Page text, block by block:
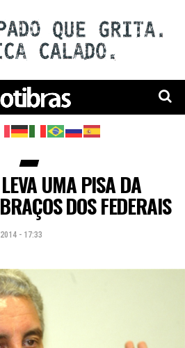
UMA PISA DA
DOS FEDERAIS
- 17:33